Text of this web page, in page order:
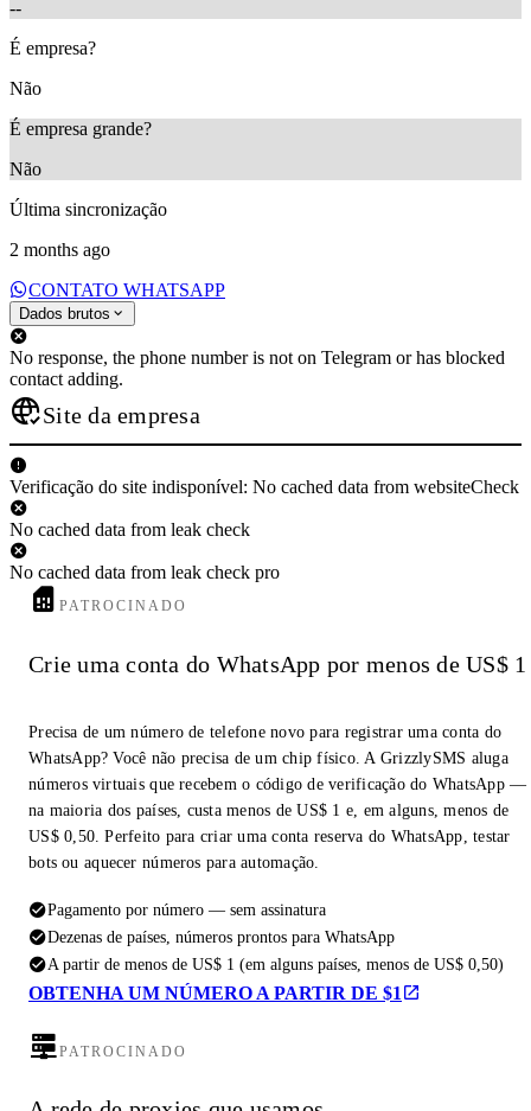
--
É empresa?
Não
É empresa grande?
Não
Última sincronização
2 months ago
CONTATO WHATSAPP
Dados brutos
No response, the phone number is not on Telegram or has blocked
contact adding.
Site da empresa
Verificação do site indisponível: No cached data from websiteCheck
No cached data from leak check
No cached data from leak check pro
PATROCINADO
Crie uma conta do WhatsApp por menos de US$ 1
Precisa de um número de telefone novo para registrar uma conta do
WhatsApp? Você não precisa de um chip físico. A GrizzlySMS aluga
números virtuais que recebem o código de verificação do WhatsApp —
na maioria dos países, custa menos de US$ 1 e, em alguns, menos de
US$ 0,50. Perfeito para criar uma conta reserva do WhatsApp, testar
bots ou aquecer números para automação.
Pagamento por número — sem assinatura
Dezenas de países, números prontos para WhatsApp
A partir de menos de US$ 1 (em alguns países, menos de US$ 0,50)
OBTENHA UM NÚMERO A PARTIR DE $1
PATROCINADO